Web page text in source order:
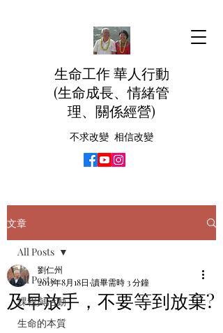
生命工作 華人行動
(生命成長、情緒管
理、關係經營)
不求改變 相信改變
文章
All Posts
課程與活動
生命的本質
All Posts
及早放手，不要等到放棄?
劉仁州
2013年8月18日 讀畢需時 3 分鐘